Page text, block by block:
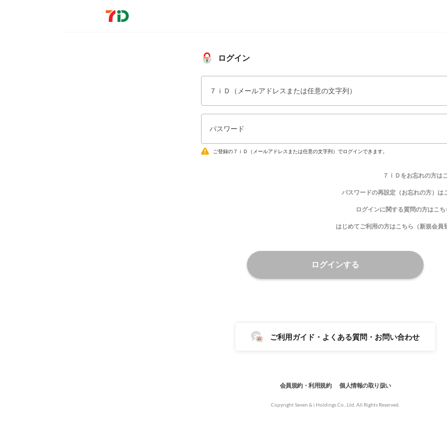
ログイン
７ｉＤ（メールアドレスまたは任意の文字列）
パスワード
ご登録の７ｉＤ（メールアドレスまたは任意の文字列）でログインできます。
７ｉＤをお忘れの方は
パスワードの再設定（お忘れの方）は
ログインに関する質問の方はこち
はじめてご利用の方はこちら（新規会員
ログインする
ご利用ガイド・よくある質問・お問い合わせ
会員規約・利用規約 個人情報の取り扱い
Copyright Seven & i Holdings Co., Ltd. All Rights Reserved.